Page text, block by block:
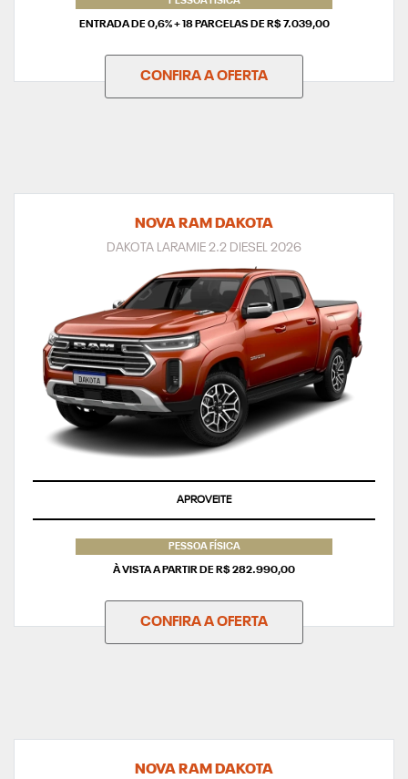
ENTRADA DE 0,6% + 18 PARCELAS DE R$ 7.039,00
CONFIRA A OFERTA
NOVA RAM DAKOTA
DAKOTA LARAMIE 2.2 DIESEL 2026
APROVEITE
PESSOA FÍSICA
À VISTA A PARTIR DE R$ 282.990,00
CONFIRA A OFERTA
NOVA RAM DAKOTA